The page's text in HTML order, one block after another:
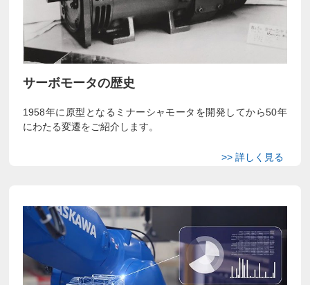
サーボモータの歴史
1958年に原型となるミナーシャモータを開発してから50年
にわたる変遷をご紹介します。